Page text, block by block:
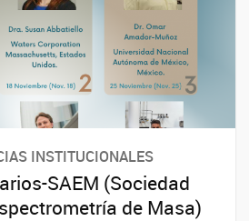
INSTITUCIONALES
SAEM (Sociedad
de Masa)